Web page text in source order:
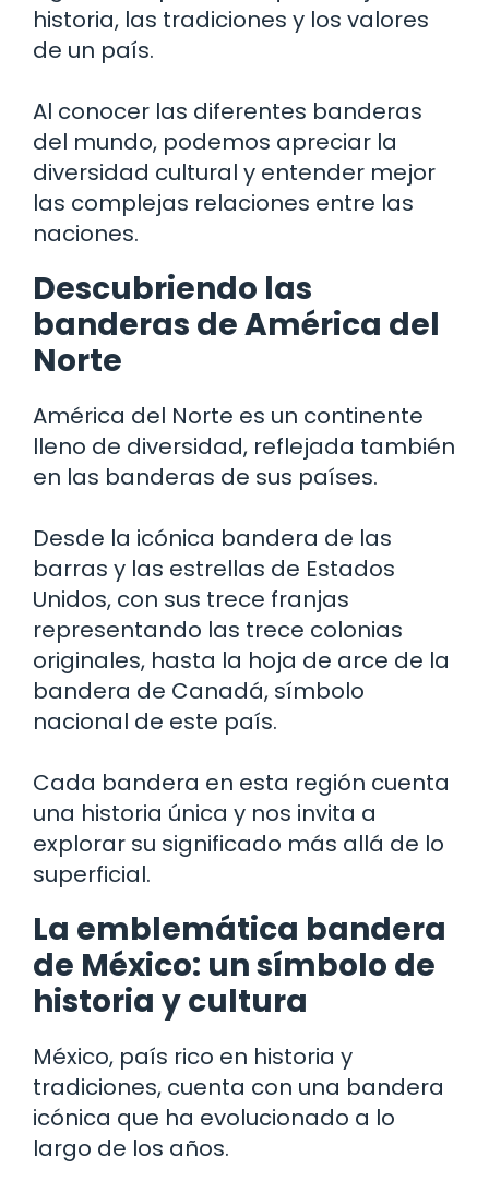
historia, las tradiciones y los valores
de un país.
Al conocer las diferentes banderas
del mundo, podemos apreciar la
diversidad cultural y entender mejor
las complejas relaciones entre las
naciones.
Descubriendo las
banderas de América del
Norte
América del Norte es un continente
lleno de diversidad, reflejada también
en las banderas de sus países.
Desde la icónica bandera de las
barras y las estrellas de Estados
Unidos, con sus trece franjas
representando las trece colonias
originales, hasta la hoja de arce de la
bandera de Canadá, símbolo
nacional de este país.
Cada bandera en esta región cuenta
una historia única y nos invita a
explorar su significado más allá de lo
superficial.
La emblemática bandera
de México: un símbolo de
historia y cultura
México, país rico en historia y
tradiciones, cuenta con una bandera
icónica que ha evolucionado a lo
largo de los años.